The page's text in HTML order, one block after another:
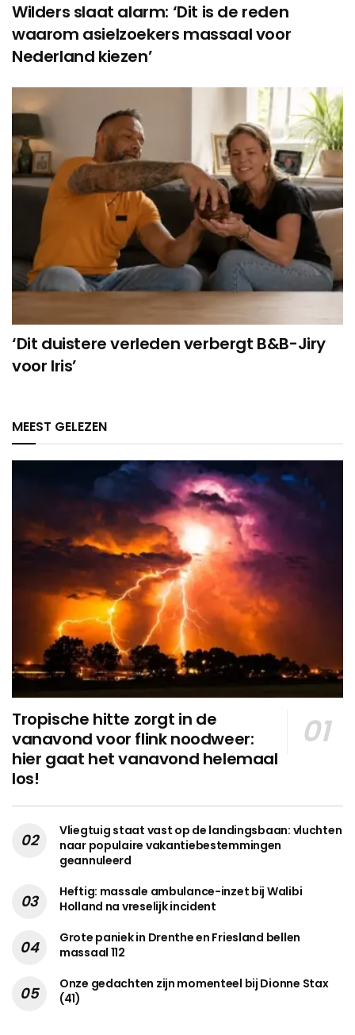
Wilders slaat alarm: ‘Dit is de reden
waarom asielzoekers massaal voor
Nederland kiezen’
‘Dit duistere verleden verbergt B&B-Jiry
voor Iris’
MEEST GELEZEN
Tropische hitte zorgt in de
vanavond voor flink noodweer:
hier gaat het vanavond helemaal
los!
Vliegtuig staat vast op de landingsbaan: vluchten
naar populaire vakantiebestemmingen
geannuleerd
Heftig: massale ambulance-inzet bij Walibi
Holland na vreselijk incident
Grote paniek in Drenthe en Friesland bellen
massaal 112
Onze gedachten zijn momenteel bij Dionne Stax
(41)